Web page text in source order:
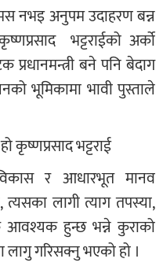
मस नभइ अनुपम उदाहरण बन्न
भट्टराईको अर्को
बने पनि बेदाग
भूमिकामा भावी पुस्ताले
कृष्णप्रसाद भट्टराई
र आधारभूत मानव
लागी त्याग तपस्या,
आवश्यक हुन्छ भन्ने कुराको
लागु गरिसक्नु भएको हो ।